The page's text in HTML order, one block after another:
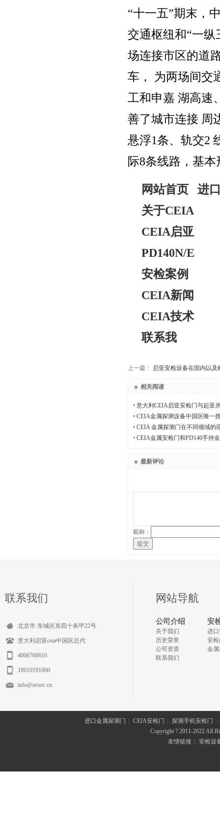
“十一五”期末，
交通枢纽和“一
场连接市区的道
车， 为两场间交
工和申嘉 湖高速
善了城市连接 周
悬浮1条、轨交2
际8条线路，基
网站首页
进
关于CEIA
CEIA启亚
PD140N/E
安检案例
CEIA新闻
CEIA技术
联系我
上一篇： 启亚安检设备在国内以及
相关阅读
• 意大利CEIA启亚安检门与起亚
• CEIA金属探测设备中国区唯一
• CEIA 金属探测门在不同领域的
• CEIA金属安检门和PD140手持
最新评论
昵称：
提交
联系我们
北京市·东城区东四十条甲22号
意大利启亚ceia中国区总代
4006766616
18610191960
info@avsec.cn
网站导航
公司介绍
关于我们
历史荣誉
公司资质
联系我们
安
进
安
金
进口金属探测门 CEIA安检门 探测手机安检门
Copyright ? 2011-2022 All
友情链接： 安检设